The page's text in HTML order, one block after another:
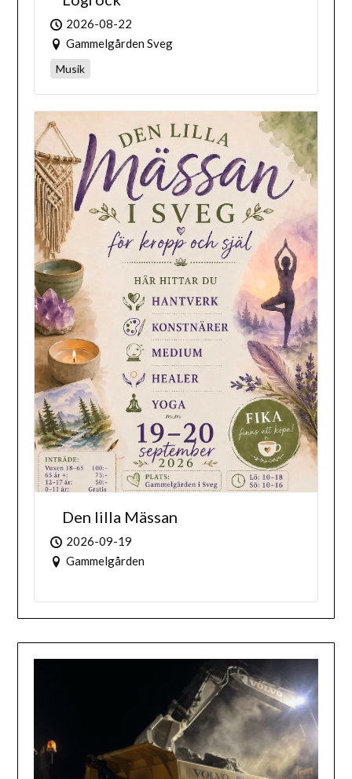
2026-08-22
Gammelgården Sveg
Musik
Den lilla Mässan
2026-09-19
Gammelgården